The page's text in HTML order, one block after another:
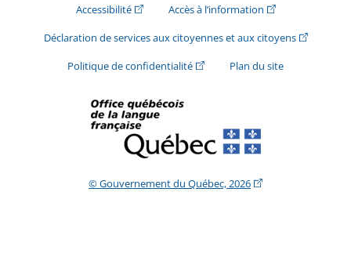
Accessibilité(Cet hyperlien externe s'ouvrira dans une
Accès à l’information(Cet hyperlien
Déclaration de services aux citoyennes et aux citoyens(Cet
Politique de confidentialité(Cet hyperlien externe s'ouvrira
Plan du site
© Gouvernement du Québec, 2026(Cet hyperlien